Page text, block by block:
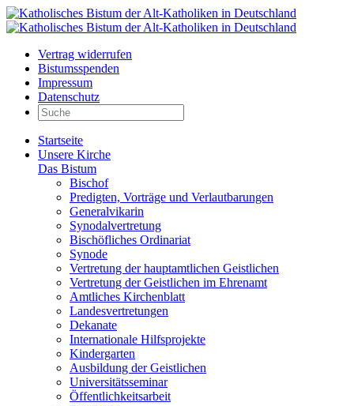
Vertrag widerrufen
Bistumsspenden
Impressum
Datenschutz
Startseite
Unsere Kirche
Das Bistum
Bischof
Predigten, Vorträge und Verlautbarungen
Generalvikarin
Synodalvertretung
Bischöfliches Ordinariat
Synode
Vertretung der hauptamtlichen Geistlichen
Vertretung der Geistlichen im Ehrenamt
Amtliches Kirchenblatt
Landesvertretungen
Dekanate
Internationale Hilfsprojekte
Kindergarten
Ausbildung der Geistlichen
Universitätsseminar
Öffentlichkeitsarbeit